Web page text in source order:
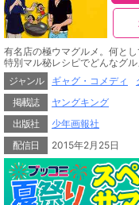
有名店の極ウマグルメ。何と
特別マル秘レシピでどんなグ
ジャンル
ギャグ・コメディ
掲載誌
ヤングキング
出版社
少年画報社
配信日
2015年2月25日